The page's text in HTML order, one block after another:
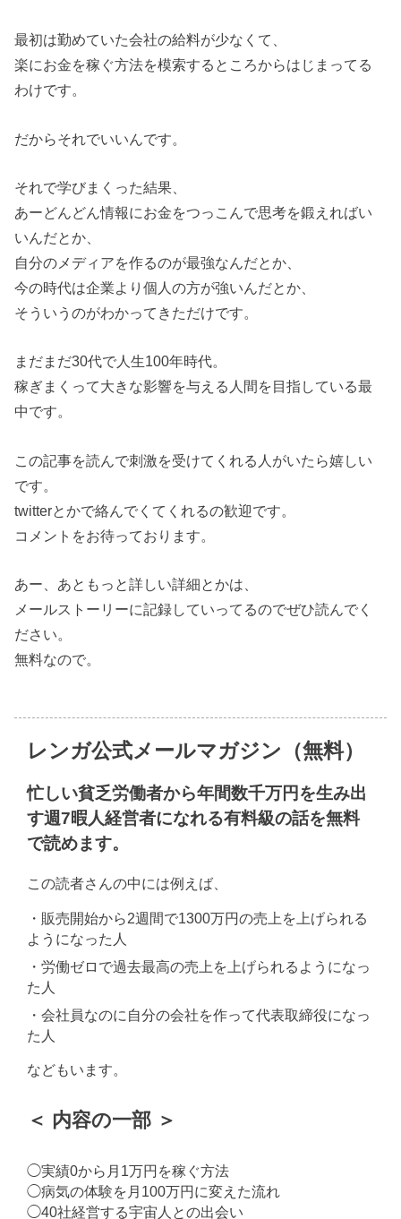
最初は勤めていた会社の給料が少なくて、
楽にお金を稼ぐ方法を模索するところからはじまってる
わけです。
だからそれでいいんです。
それで学びまくった結果、
あーどんどん情報にお金をつっこんで思考を鍛えればい
いんだとか、
自分のメディアを作るのが最強なんだとか、
今の時代は企業より個人の方が強いんだとか、
そういうのがわかってきただけです。
まだまだ30代で人生100年時代。
稼ぎまくって大きな影響を与える人間を目指している最
中です。
この記事を読んで刺激を受けてくれる人がいたら嬉しい
です。
twitterとかで絡んでくてくれるの歓迎です。
コメントをお待っております。
あー、あともっと詳しい詳細とかは、
メールストーリーに記録していってるのでぜひ読んでく
ださい。
無料なので。
レンガ公式メールマガジン（無料）
忙しい貧乏労働者から年間数千万円を生み出
す週7暇人経営者になれる有料級の話を無料
で読めます。
この読者さんの中には例えば、
・販売開始から2週間で1300万円の売上を上げられる
ようになった人
・労働ゼロで過去最高の売上を上げられるようになっ
た人
・会社員なのに自分の会社を作って代表取締役になっ
た人
などもいます。
＜ 内容の一部 ＞
◯実績0から月1万円を稼ぐ方法
◯病気の体験を月100万円に変えた流れ
◯40社経営する宇宙人との出会い